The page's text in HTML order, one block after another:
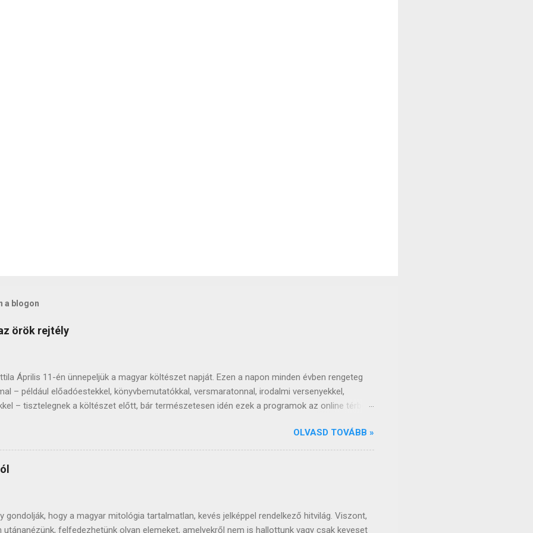
a blogon
örök rejtély
Április 11-én ünnepeljük a magyar költészet napját. Ezen a napon minden évben rengeteg
– például előadóestekkel, könyvbemutatókkal, versmaratonnal, irodalmi versenyekkel,
– tisztelegnek a költészet előtt, bár természetesen idén ezek a programok az online térbe
egyik legnagyobb alakja, műveit nagyon sokan ismerik, tanítják általános iskolában,
nem találni Magyarországon olyan embert, aki legalább egy verssorát, gondolatát ne
megzenésítik, színészóriások szavalják. Gazdag életműve a mai napig számtalan módon
a művészeket és átlagembereket is. Ismerjük rövid életének fontosabb pontjait, mozzanatait,
OLVASD TOVÁBB »
gondolják, hogy a magyar mitológia tartalmatlan, kevés jelképpel rendelkező hitvilág. Viszont,
utánanézünk, felfedezhetünk olyan elemeket, amelyekről nem is hallottunk vagy csak keveset